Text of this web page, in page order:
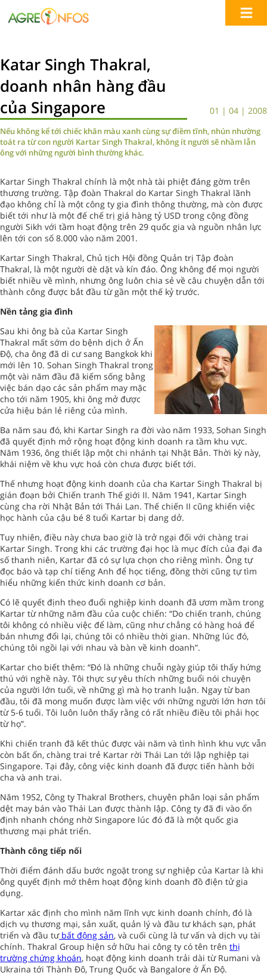
Katar Singh Thakral,
doanh nhân hàng đầu
của Singapore
01 | 04 | 2008
Nếu không kể tới chiếc khăn màu xanh cùng sự điềm tĩnh, nhún nhường
toát ra từ con người Kartar Singh Thakral, không ít người sẽ nhầm lẫn
ông với những người bình thường khác.
Kartar Singh Thakral chính là một nhà tài phiệt đáng gờm trên
thương trường. Tập đoàn Thakral do Kartar Singh Thakral lãnh
đạo không chỉ là một công ty gia đình thông thường, mà còn được
biết tới như là một đế chế trị giá hàng tỷ USD trong cộng đồng
người Sikh với tầm hoạt động trên 29 quốc gia và nguồn nhân lực
lên tới con số 8.000 vào năm 2001.
Kartar Singh Thakral, Chủ tịch Hội đồng Quản trị Tập đoàn
Thakral, là một người dè dặt và kín đáo. Ông không để mọi người
biết nhiều về mình, nhưng ông luôn chia sẻ về câu chuyện dẫn tới
thành công được bắt đầu từ gần một thế kỷ trước.
Nền tảng gia đình
Sau khi ông bà của Kartar Singh
Thakral mất sớm do bệnh dịch ở Ấn
Độ, cha ông đã di cư sang Bangkok khi
mới lên 10. Sohan Singh Thakral trong
một vài năm đầu đã kiếm sống bằng
việc bán dạo các sản phẩm may mặc
cho tới năm 1905, khi ông mở được
cửa hiệu bán lẻ riêng của mình.
Ba năm sau đó, khi Kartar Singh ra đời vào năm 1933, Sohan Singh
đã quyết định mở rộng hoạt động kinh doanh ra tầm khu vực.
Năm 1936, ông thiết lập một chi nhánh tại Nhật Bản. Thời kỳ này,
khái niệm về khu vực hoá còn chưa được biết tới.
Thế nhưng hoạt động kinh doanh của cha Kartar Singh Thakral bị
gián đoạn bởi Chiến tranh Thế giới II. Năm 1941, Kartar Singh
cùng cha rời Nhật Bản tới Thái Lan. Thế chiến II cũng khiến việc
học hành của cậu bé 8 tuổi Kartar bị dang dở.
Tuy nhiên, điều này chưa bao giờ là trở ngại đối với chàng trai
Kartar Singh. Trong khi các trường đại học là mục đích của đại đa
số thanh niên, Kartar đã có sự lựa chọn cho riêng mình. Ông tự
đọc báo và tạp chí tiếng Anh để học tiếng, đồng thời cũng tự tìm
hiểu những kiến thức kinh doanh cơ bản.
Có lẽ quyết định theo đuổi nghiệp kinh doanh đã ươm mầm trong
Kartar từ những năm đầu của cuộc chiến: “Do chiến tranh, chúng
tôi không có nhiều việc để làm, cũng như chẳng có hàng hoá để
bán nhưng đổi lại, chúng tôi có nhiều thời gian. Những lúc đó,
chúng tôi ngồi lại với nhau và bàn về kinh doanh”.
Kartar cho biết thêm: “Đó là những chuỗi ngày giúp tôi thấy hứng
thú với nghề này. Tôi thực sự yêu thích những buổi nói chuyện
của người lớn tuổi, về những gì mà họ tranh luận. Ngay từ ban
đầu, tôi đã mong muốn được làm việc với những người lớn hơn tôi
từ 5-6 tuổi. Tôi luôn luôn thấy rằng có rất nhiều điều tôi phải học
từ họ”.
Khi chiến tranh đã kết thúc được vài năm và tình hình khu vực vẫn
còn bất ổn, chàng trai trẻ Kartar rời Thái Lan tới lập nghiệp tại
Singapore. Tại đây, công việc kinh doanh đã được tiến hành bởi
cha và anh trai.
Năm 1952, Công ty Thakral Brothers, chuyên phân loại sản phẩm
dệt may bán vào Thái Lan được thành lập. Công ty đã đi vào ổn
định nhanh chóng nhờ Singapore lúc đó đã là một quốc gia
thương mại phát triển.
Thành công tiếp nối
Thời điểm đánh dấu bước ngoặt trong sự nghiệp của Kartar là khi
ông quyết định mở thêm hoạt động kinh doanh đồ điện tử gia
dụng.
Kartar xác định cho mình năm lĩnh vực kinh doanh chính, đó là
dịch vụ thương mại, sản xuất, quản lý và đầu tư khách sạn, phát
triển và đầu tưbất động sản, và cuối cùng là tư vấn và dịch vụ tài
chính. Thakral Group hiện sở hữu hai công ty có tên trên thị
trường chứng khoán, hoạt động kinh doanh trải dài từ Rumani và
Ukraina tới Thành Đô, Trung Quốc và Bangalore ở Ấn Độ.